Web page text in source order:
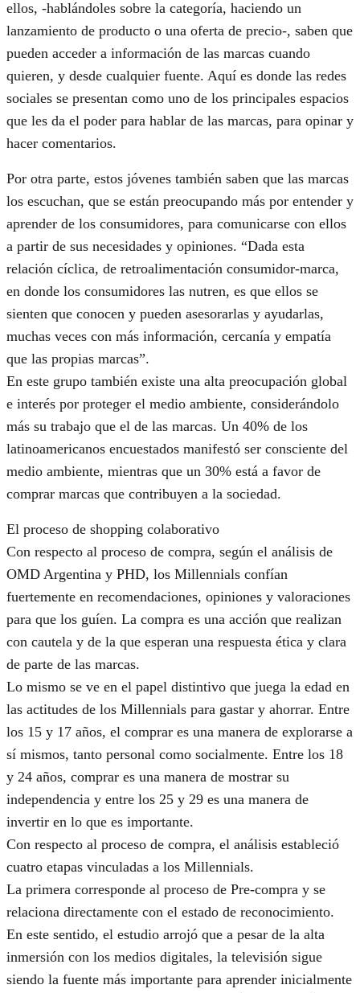
ellos, -hablándoles sobre la categoría, haciendo un
lanzamiento de producto o una oferta de precio-, saben que
pueden acceder a información de las marcas cuando
quieren, y desde cualquier fuente. Aquí es donde las redes
sociales se presentan como uno de los principales espacios
que les da el poder para hablar de las marcas, para opinar y
hacer comentarios.
Por otra parte, estos jóvenes también saben que las marcas
los escuchan, que se están preocupando más por entender y
aprender de los consumidores, para comunicarse con ellos
a partir de sus necesidades y opiniones. “Dada esta
relación cíclica, de retroalimentación consumidor-marca,
en donde los consumidores las nutren, es que ellos se
sienten que conocen y pueden asesorarlas y ayudarlas,
muchas veces con más información, cercanía y empatía
que las propias marcas”.
En este grupo también existe una alta preocupación global
e interés por proteger el medio ambiente, considerándolo
más su trabajo que el de las marcas. Un 40% de los
latinoamericanos encuestados manifestó ser consciente del
medio ambiente, mientras que un 30% está a favor de
comprar marcas que contribuyen a la sociedad.
El proceso de shopping colaborativo
Con respecto al proceso de compra, según el análisis de
OMD Argentina y PHD, los Millennials confían
fuertemente en recomendaciones, opiniones y valoraciones
para que los guíen. La compra es una acción que realizan
con cautela y de la que esperan una respuesta ética y clara
de parte de las marcas.
Lo mismo se ve en el papel distintivo que juega la edad en
las actitudes de los Millennials para gastar y ahorrar. Entre
los 15 y 17 años, el comprar es una manera de explorarse a
sí mismos, tanto personal como socialmente. Entre los 18
y 24 años, comprar es una manera de mostrar su
independencia y entre los 25 y 29 es una manera de
invertir en lo que es importante.
Con respecto al proceso de compra, el análisis estableció
cuatro etapas vinculadas a los Millennials.
La primera corresponde al proceso de Pre-compra y se
relaciona directamente con el estado de reconocimiento.
En este sentido, el estudio arrojó que a pesar de la alta
inmersión con los medios digitales, la televisión sigue
siendo la fuente más importante para aprender inicialmente